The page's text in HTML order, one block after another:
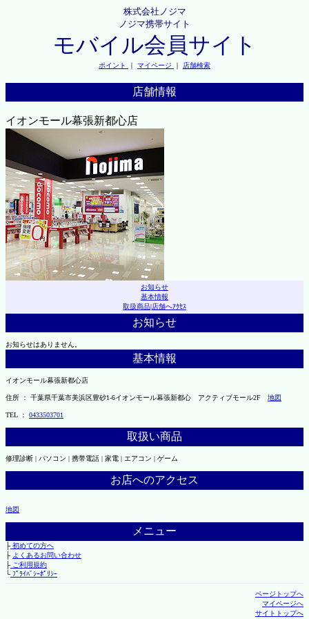
株式会社ノジマ
ノジマ携帯サイト
モバイル会員サイト
ポイント ｜ マイページ ｜ 店舗検索
店舗情報
イオンモール幕張新都心店
お知らせ
基本情報
取扱商品|店舗へｱｸｾｽ
お知らせ
お知らせはありません。
基本情報
イオンモール幕張新都心店
住所 ： 千葉県千葉市美浜区豊砂1-6イオンモール幕張新都心 アクティブモール2F 地図
TEL ： 0433503701
取扱い商品
修理診断 | パソコン | 携帯電話 | 家電 | エアコン | ゲーム
お店へのアクセス
地図
メニュー
├初めての方へ
├ よくあるお問い合わせ
├ご利用規約
└ﾌﾟﾗｲﾊﾞｼｰﾎﾟﾘｼｰ
ページトップへ
マイページへ
サイトトップへ